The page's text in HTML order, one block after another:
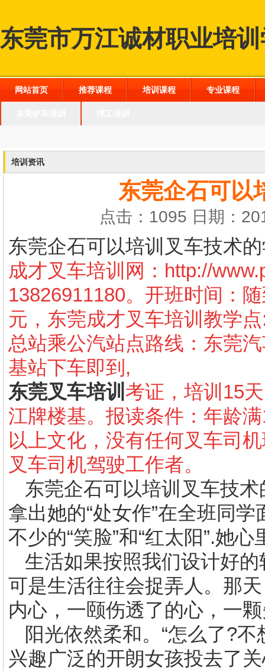
东莞市万江诚材职业培
网站首页 推荐课程 培训课程 专业课程
培训资讯
东莞企石可以
点击：1095 日期：
东莞企石可以培训叉车技术
成才叉车培训网： http://
13826911180。开班时间：
元，东莞成才叉车培训教学点
总站乘公汽站点路线：东莞
基站下车即到 ,
东莞叉车培训 考证，培训 15
江牌楼基。报读条件：年龄满
以上文化，没有任何叉车司
叉车司机驾驶工作者。
东莞企石可以培训叉车技术
拿出她的“处女作”在全班同
不少的“笑脸”和“红太阳”.她心
生活如果按照我们设计好
可是生活往往会捉弄人。那
内心，一颐伤透了的心，一
阳光依然柔和。“怎么了?不
兴趣广泛的开朗女孩投去了